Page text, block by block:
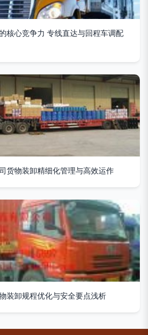
核心竞争力 专线直达与回程车调配
货物装卸精细化管理与高效运作
装卸规程优化与安全要点浅析